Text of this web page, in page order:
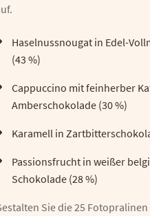
Haselnussnougat in Edel-
(43 %)
Cappuccino mit feinherber
Amberschokolade (30 %)
Karamell in
Passionsfrucht in weißer
Schokolade (28 %)
Sie die 25